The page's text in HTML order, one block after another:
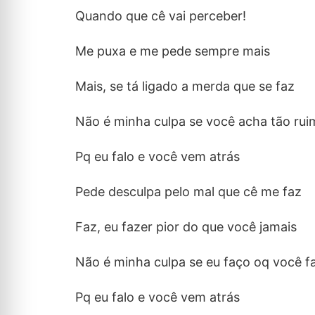
Quando que cê vai perceber!
Me puxa e me pede sempre mais
Mais, se tá ligado a merda que se faz
Não é minha culpa se você acha tão
Pq eu falo e você vem atrás
Pede desculpa pelo mal que cê me faz
Faz, eu fazer pior do que você jamais
Não é minha culpa se eu faço oq você
Pq eu falo e você vem atrás